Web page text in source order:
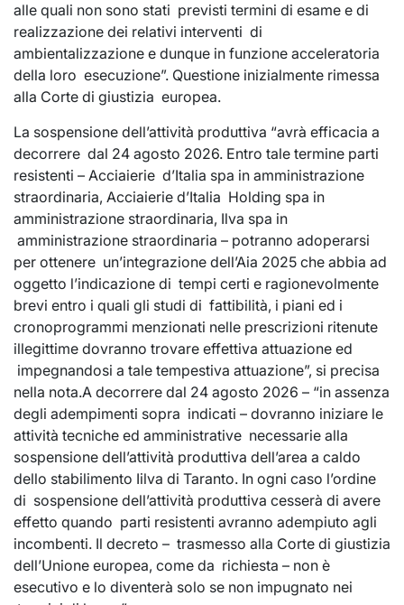
alle quali non sono stati previsti termini di esame e di
realizzazione dei relativi interventi di
ambientalizzazione e dunque in funzione acceleratoria
della loro esecuzione”. Questione inizialmente rimessa
alla Corte di giustizia europea.
La sospensione dell’attività produttiva “avrà efficacia a
decorrere dal 24 agosto 2026. Entro tale termine parti
resistenti – Acciaierie d’Italia spa in amministrazione
straordinaria, Acciaierie d’Italia Holding spa in
amministrazione straordinaria, Ilva spa in
amministrazione straordinaria – potranno adoperarsi
per ottenere un’integrazione dell’Aia 2025 che abbia ad
oggetto l’indicazione di tempi certi e ragionevolmente
brevi entro i quali gli studi di fattibilità, i piani ed i
cronoprogrammi menzionati nelle prescrizioni ritenute
illegittime dovranno trovare effettiva attuazione ed
impegnandosi a tale tempestiva attuazione”, si precisa
nella nota.A decorrere dal 24 agosto 2026 – “in assenza
degli adempimenti sopra indicati – dovranno iniziare le
attività tecniche ed amministrative necessarie alla
sospensione dell’attività produttiva dell’area a caldo
dello stabilimento Iilva di Taranto. In ogni caso l’ordine
di sospensione dell’attività produttiva cesserà di avere
effetto quando parti resistenti avranno adempiuto agli
incombenti. Il decreto – trasmesso alla Corte di giustizia
dell’Unione europea, come da richiesta – non è
esecutivo e lo diventerà solo se non impugnato nei